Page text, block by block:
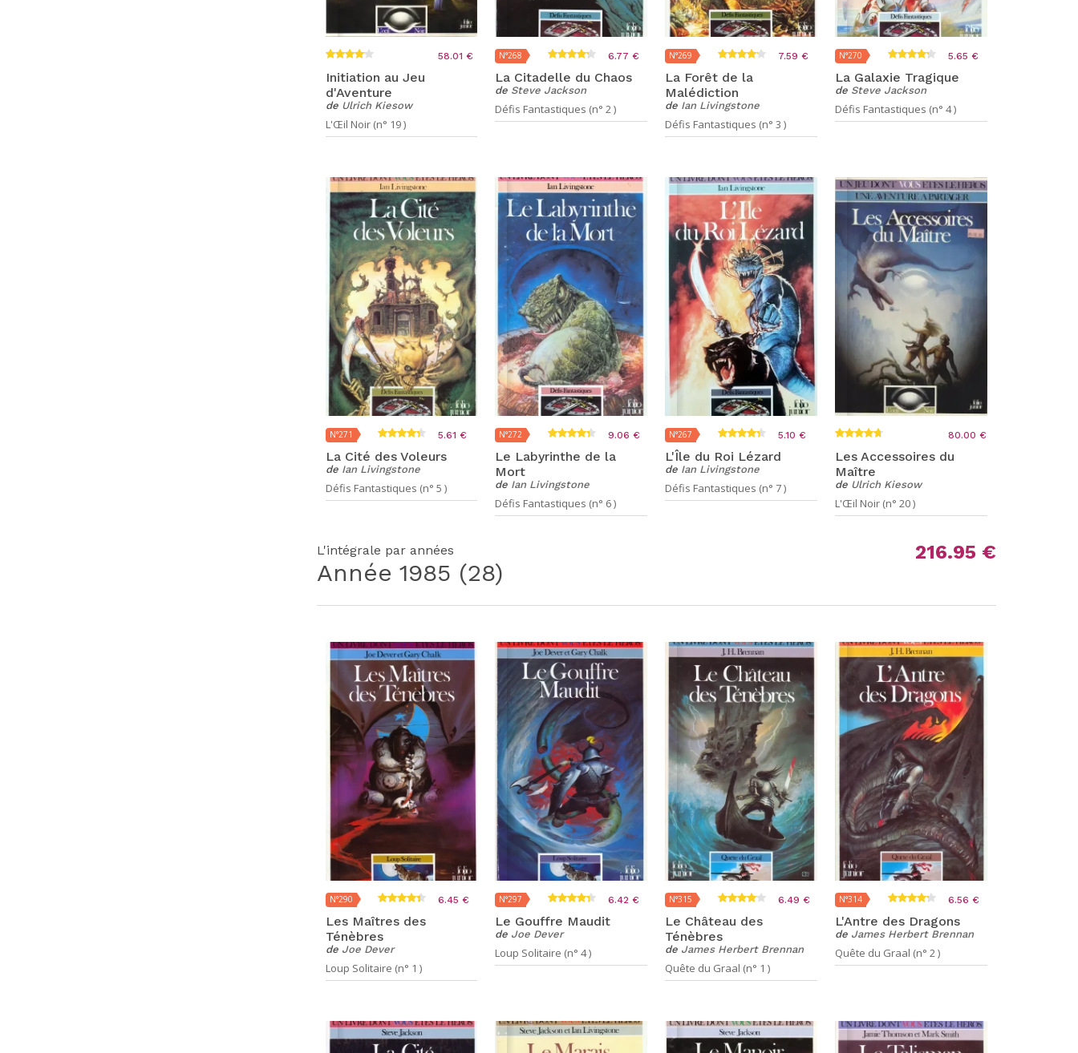
58.01 €
Initiation au Jeu
d'Aventure
de Ulrich Kiesow
L'Œil Noir (n° 19 )
N°268 6.77 €
La Citadelle du Chaos
de Steve Jackson
Défis Fantastiques (n° 2 )
N°269 7.59 €
La Forêt de la
Malédiction
de Ian Livingstone
Défis Fantastiques (n° 3 )
N°270 5.65 €
La Galaxie Tragique
de Steve Jackson
Défis Fantastiques (n° 4 )
N°271 5.61 €
La Cité des Voleurs
de Ian Livingstone
Défis Fantastiques (n° 5 )
N°272 9.06 €
Le Labyrinthe de la
Mort
de Ian Livingstone
Défis Fantastiques (n° 6 )
N°267 5.10 €
L'Île du Roi Lézard
de Ian Livingstone
Défis Fantastiques (n° 7 )
80.00 €
Les Accessoires du
Maître
de Ulrich Kiesow
L'Œil Noir (n° 20 )
L'intégrale par années
Année 1985 (28)
216.95 €
N°290 6.45 €
Les Maîtres des
Ténèbres
de Joe Dever
Loup Solitaire (n° 1 )
N°297 6.42 €
Le Gouffre Maudit
de Joe Dever
Loup Solitaire (n° 4 )
N°315 6.49 €
Le Château des
Ténèbres
de James Herbert Brennan
Quête du Graal (n° 1 )
N°314 6.56 €
L'Antre des Dragons
de James Herbert Brennan
Quête du Graal (n° 2 )